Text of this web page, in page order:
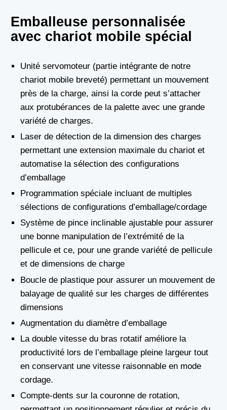
Emballeuse personnalisée
avec chariot mobile spécial
Unité servomoteur (partie intégrante de notre
chariot mobile breveté) permettant un mouvement
près de la charge, ainsi la corde peut s’attacher
aux protubérances de la palette avec une grande
variété de charges.
Laser de détection de la dimension des charges
permettant une extension maximale du chariot et
automatise la sélection des configurations
d’emballage
Programmation spéciale incluant de multiples
sélections de configurations d’emballage/cordage
Système de pince inclinable ajustable pour assurer
une bonne manipulation de l’extrémité de la
pellicule et ce, pour une grande variété de pellicule
et de dimensions de charge
Boucle de plastique pour assurer un mouvement de
balayage de qualité sur les charges de différentes
dimensions
Augmentation du diamètre d’emballage
La double vitesse du bras rotatif améliore la
productivité lors de l’emballage pleine largeur tout
en conservant une vitesse raisonnable en mode
cordage.
Compte-dents sur la couronne de rotation,